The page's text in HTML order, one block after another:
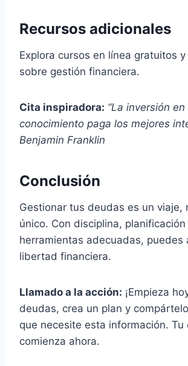
Recursos adicionales
Explora cursos en línea gratuitos
sobre gestión financiera.
Cita inspiradora: “La inversión en
conocimiento paga los mejores
Benjamin Franklin
Conclusión
Gestionar tus deudas es un viaje,
único. Con disciplina, planificación
herramientas adecuadas, puedes
libertad financiera.
Llamado a la acción: ¡Empieza
deudas, crea un plan y
que necesite esta información. Tu
comienza ahora.